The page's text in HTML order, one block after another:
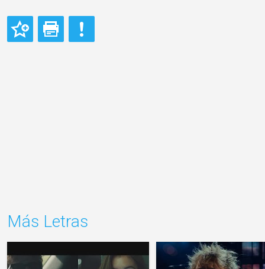
Más Letras